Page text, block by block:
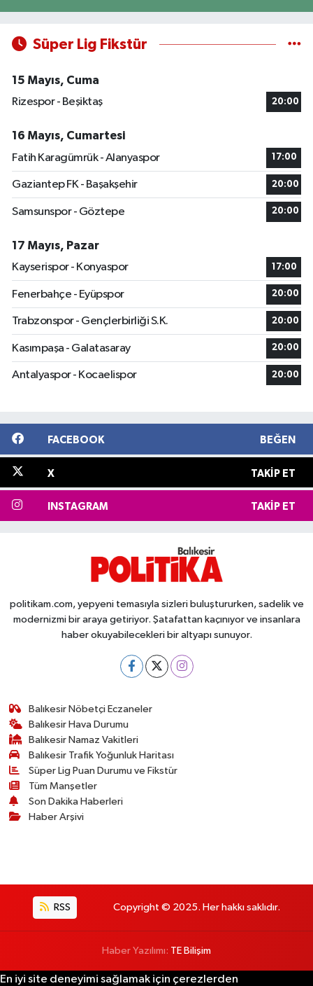
Süper Lig Fikstür
15 Mayıs, Cuma
Rizespor - Beşiktaş
20:00
16 Mayıs, Cumartesi
Fatih Karagümrük - Alanyaspor
17:00
Gaziantep FK - Başakşehir 20:00
Samsunspor - Göztepe 20:00
17 Mayıs, Pazar
Kayserispor - Konyaspor
17:00
Fenerbahçe - Eyüpspor 20:00
Trabzonspor - Gençlerbirliği S.K. 20:00
Kasımpaşa - Galatasaray 20:00
Antalyaspor - Kocaelispor 20:00
FACEBOOK BEĞEN
X TAKIP ET
INSTAGRAM TAKIP ET
politikam.com, yepyeni temasıyla sizleri buluştururken, sadelik ve
modernizmi bir araya getiriyor. Şatafattan kaçınıyor ve insanlara
haber okuyabilecekleri bir altyapı sunuyor.
Balıkesir Nöbetçi Eczaneler
Balıkesir Hava Durumu
Balıkesir Namaz Vakitleri
Balıkesir Trafik Yoğunluk Haritası
Süper Lig Puan Durumu ve Fikstür
Tüm Manşetler
Son Dakika Haberleri
Haber Arşivi
RSS Copyright © 2025. Her hakkı saklıdır.
Haber Yazılımı: TE Bilişim
En iyi site deneyimi sağlamak için çerezlerden